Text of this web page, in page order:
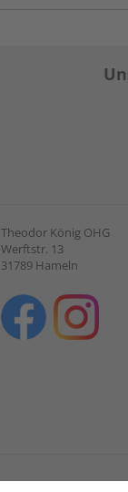
Theodor König OHG
Werftstr. 13
31789 Hameln